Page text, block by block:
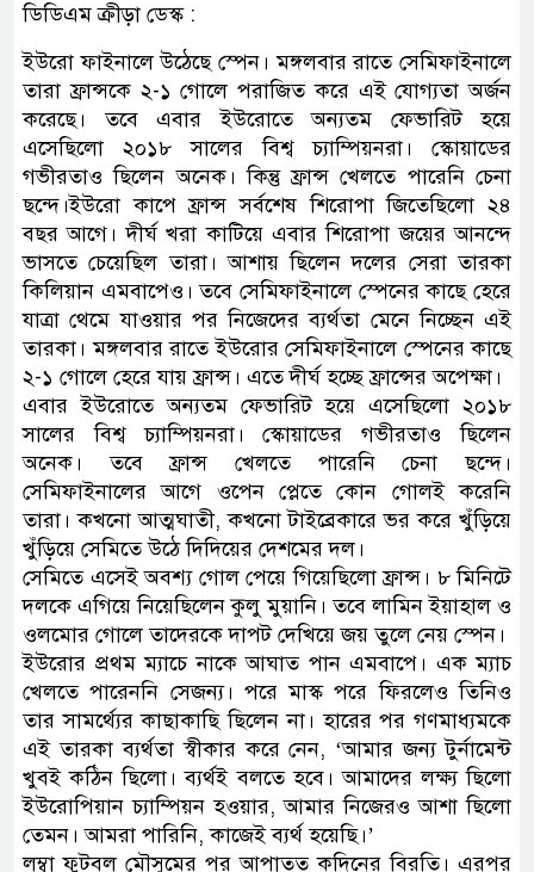
ডিডিএম ক্রীড়া ডেস্ক :
ইউরো ফাইনালে উঠেছে স্পেন। মঙ্গলবার রাতে সেমিফাইনালে
তারা ফ্রান্সকে ২-১ গোলে পরাজিত করে এই যোগ্যতা অর্জন
করেছে। তবে এবার ইউরোতে অন্যতম ফেভারিট হয়ে
এসেছিলো ২০১৮ সালের বিশ্ব চ্যাম্পিয়নরা। স্কোয়াডের
গভীরতাও ছিলেন অনেক। কিন্তু ফ্রান্স খেলতে পারেনি চেনা
ছন্দে।ইউরো কাপে ফ্রান্স সর্বশেষ শিরোপা জিতেছিলো ২৪
বছর আগে। দীর্ঘ খরা কাটিয়ে এবার শিরোপা জয়ের আনন্দে
ভাসতে চেয়েছিল তারা। আশায় ছিলেন দলের সেরা তারকা
কিলিয়ান এমবাপেও। তবে সেমিফাইনালে স্পেনের কাছে হেরে
যাত্রা থেমে যাওয়ার পর নিজেদের ব্যর্থতা মেনে নিচ্ছেন এই
তারকা। মঙ্গলবার রাতে ইউরোর সেমিফাইনালে স্পেনের কাছে
২-১ গোলে হেরে যায় ফ্রান্স। এতে দীর্ঘ হচ্ছে ফ্রান্সের অপেক্ষা।
এবার ইউরোতে অন্যতম ফেভারিট হয়ে এসেছিলো ২০১৮
সালের বিশ্ব চ্যাম্পিয়নরা। স্কোয়াডের গভীরতাও ছিলেন
অনেক। তবে ফ্রান্স খেলতে পারেনি চেনা ছন্দে।
সেমিফাইনালের আগে ওপেন প্লেতে কোন গোলই করেনি
তারা। কখনো আত্মঘাতী, কখনো টাইব্রেকারে ভর করে খুঁড়িয়ে
খুঁড়িয়ে সেমিতে উঠে দিদিয়ের দেশমের দল।
সেমিতে এসেই অবশ্য গোল পেয়ে গিয়েছিলো ফ্রান্স। ৮ মিনিটে
দলকে এগিয়ে নিয়েছিলেন কুলু মুয়ানি। তবে লামিন ইয়াহাল ও
ওলমোর গোলে তাদেরকে দাপট দেখিয়ে জয় তুলে নেয় স্পেন।
ইউরোর প্রথম ম্যাচে নাকে আঘাত পান এমবাপে। এক ম্যাচ
খেলতে পারেননি সেজন্য। পরে মাস্ক পরে ফিরলেও তিনিও
তার সামর্থ্যের কাছাকাছি ছিলেন না। হারের পর গণমাধ্যমকে
এই তারকা ব্যর্থতা স্বীকার করে নেন, ‘আমার জন্য টুর্নামেন্ট
খুবই কঠিন ছিলো। ব্যর্থই বলতে হবে। আমাদের লক্ষ্য ছিলো
ইউরোপিয়ান চ্যাম্পিয়ন হওয়ার, আমার নিজেরও আশা ছিলো
তেমন। আমরা পারিনি, কাজেই ব্যর্থ হয়েছি।’
লম্বা ফুটবল মৌসুমের পর আপাতত কদিনের বিরতি। এরপর